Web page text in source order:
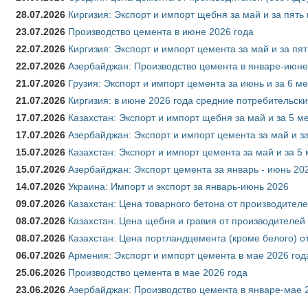
28.07.2026 Киргизия: Экспорт и импорт щебня за май и за
23.07.2026 Производство цемента в июне 2026 года
22.07.2026 Киргизия: Экспорт и импорт цемента за май и за
22.07.2026 Азербайджан: Производство цемента в январе-
21.07.2026 Грузия: Экспорт и импорт цемента за июнь и за 6
21.07.2026 Киргизия: в июне 2026 года средние
17.07.2026 Казахстан: Экспорт и импорт щебня за май и за 5
17.07.2026 Азербайджан: Экспорт и импорт цемента за май и
15.07.2026 Казахстан: Экспорт и импорт цемента за май и за
15.07.2026 Азербайджан: Экспорт цемента за январь - июнь
14.07.2026 Украина: Импорт и экспорт за январь-июнь 2026
09.07.2026 Казахстан: Цена товарного бетона от
08.07.2026 Казахстан: Цена щебня и гравия от
08.07.2026 Казахстан: Цена портландцемента (кроме белого)
06.07.2026 Армения: Экспорт и импорт цемента в мае 2026
25.06.2026 Производство цемента в мае 2026 года
23.06.2026 Азербайджан: Производство цемента в январе-мае